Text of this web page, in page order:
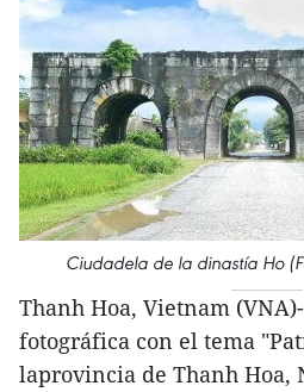
Ciudadela de la dinastía Ho
Thanh Hoa, Vietnam
fotográfica con el tema
laprovincia de Thanh Hoa,